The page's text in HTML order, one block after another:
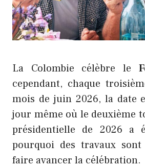
La Colombie célèbre le
cependant, chaque
mois de juin 2026, la date
jour même où le deuxième
présidentielle de 2026 a
pourquoi des travaux
faire avancer la célébration.